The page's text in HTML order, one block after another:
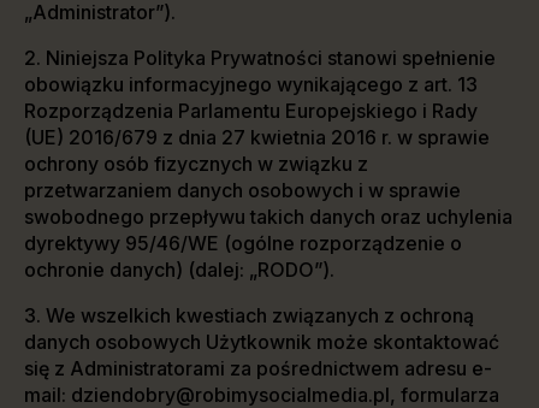
„Administrator”).
2. Niniejsza Polityka Prywatności stanowi spełnienie
obowiązku informacyjnego wynikającego z art. 13
Rozporządzenia Parlamentu Europejskiego i Rady
(UE) 2016/679 z dnia 27 kwietnia 2016 r. w sprawie
ochrony osób fizycznych w związku z
przetwarzaniem danych osobowych i w sprawie
swobodnego przepływu takich danych oraz uchylenia
dyrektywy 95/46/WE (ogólne rozporządzenie o
ochronie danych) (dalej: „RODO”).
3. We wszelkich kwestiach związanych z ochroną
danych osobowych Użytkownik może skontaktować
się z Administratorami za pośrednictwem adresu e-
mail: dziendobry@robimysocialmedia.pl, formularza